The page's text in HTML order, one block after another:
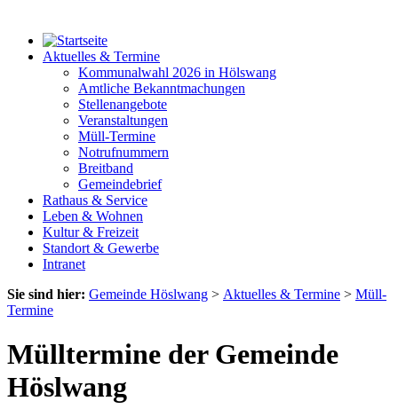
Aktuelles & Termine
Kommunalwahl 2026 in Hölswang
Amtliche Bekanntmachungen
Stellenangebote
Veranstaltungen
Müll-Termine
Notrufnummern
Breitband
Gemeindebrief
Rathaus & Service
Leben & Wohnen
Kultur & Freizeit
Standort & Gewerbe
Intranet
Sie sind hier: Gemeinde Höslwang > Aktuelles & Termine > Müll-
Termine
Mülltermine der Gemeinde
Höslwang